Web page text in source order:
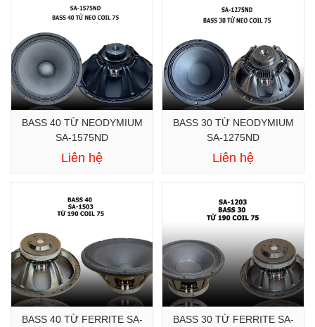
BASS 40 TỪ NEODYMIUM
SA-1575ND
Liên hệ
BASS 30 TỪ NEODYMIUM
SA-1275ND
Liên hệ
BASS 40 TỪ FERRITE SA-
BASS 30 TỪ FERRITE SA-